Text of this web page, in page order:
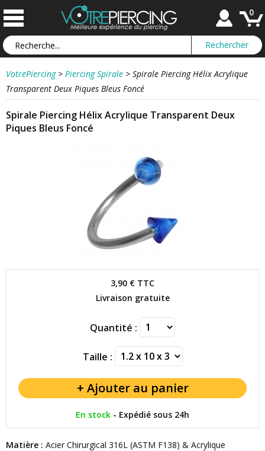
0
VotrePiercing > Piercing Spirale > Spirale Piercing Hélix Acrylique
Transparent Deux Piques Bleus Foncé
Spirale Piercing Hélix Acrylique Transparent Deux
Piques Bleus Foncé
3,90 € TTC
Livraison gratuite
Quantité :
Taille :
En stock - Expédié sous 24h
Matière : Acier Chirurgical 316L (ASTM F138) & Acrylique